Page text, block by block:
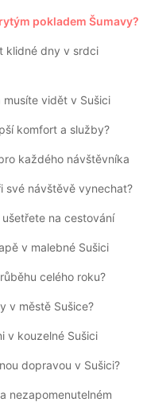
pokladem Šumavy?
klidné dny v srdci
vidět v Sušici
komfort a služby?
každého návštěvníka
své návštěvě vynechat?
na cestování
v malebné Sušici
celého roku?
v městě Sušice?
v kouzelné Sušici
dopravou v Sušici?
nezapomenutelném